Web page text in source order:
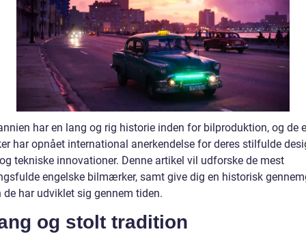
har en lang og rig historie inden for bilproduktion, og de
har opnået international anerkendelse for deres stilfulde
tekniske innovationer. Denne artikel vil udforske de mest
engelske bilmærker, samt give dig en historisk
de har udviklet sig gennem tiden.
og stolt tradition